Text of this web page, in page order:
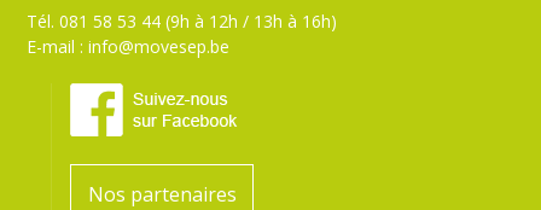
Tél. 081 58 53 44 (9h à 12h / 13h à 16h)
E-mail :info@movesep.be
Nos partenaires